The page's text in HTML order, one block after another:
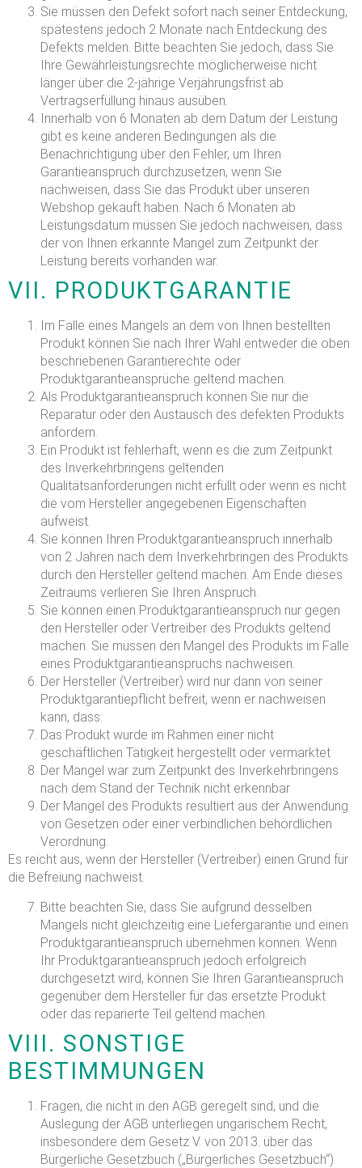
Sie müssen den Defekt sofort nach seiner Entdeckung,
spätestens jedoch 2 Monate nach Entdeckung des
Defekts melden. Bitte beachten Sie jedoch, dass Sie
Ihre Gewährleistungsrechte möglicherweise nicht
länger über die 2-jährige Verjährungsfrist ab
Vertragserfüllung hinaus ausüben.
Innerhalb von 6 Monaten ab dem Datum der Leistung
gibt es keine anderen Bedingungen als die
Benachrichtigung über den Fehler, um Ihren
Garantieanspruch durchzusetzen, wenn Sie
nachweisen, dass Sie das Produkt über unseren
Webshop gekauft haben. Nach 6 Monaten ab
Leistungsdatum müssen Sie jedoch nachweisen, dass
der von Ihnen erkannte Mangel zum Zeitpunkt der
Leistung bereits vorhanden war.
VII. PRODUKTGARANTIE
Im Falle eines Mangels an dem von Ihnen bestellten
Produkt können Sie nach Ihrer Wahl entweder die oben
beschriebenen Garantierechte oder
Produktgarantieansprüche geltend machen.
Als Produktgarantieanspruch können Sie nur die
Reparatur oder den Austausch des defekten Produkts
anfordern.
Ein Produkt ist fehlerhaft, wenn es die zum Zeitpunkt
des Inverkehrbringens geltenden
Qualitätsanforderungen nicht erfüllt oder wenn es nicht
die vom Hersteller angegebenen Eigenschaften
aufweist.
Sie können Ihren Produktgarantieanspruch innerhalb
von 2 Jahren nach dem Inverkehrbringen des Produkts
durch den Hersteller geltend machen. Am Ende dieses
Zeitraums verlieren Sie Ihren Anspruch.
Sie können einen Produktgarantieanspruch nur gegen
den Hersteller oder Vertreiber des Produkts geltend
machen. Sie müssen den Mangel des Produkts im Falle
eines Produktgarantieanspruchs nachweisen.
Der Hersteller (Vertreiber) wird nur dann von seiner
Produktgarantiepflicht befreit, wenn er nachweisen
kann, dass:
Das Produkt wurde im Rahmen einer nicht
geschäftlichen Tätigkeit hergestellt oder vermarktet
Der Mangel war zum Zeitpunkt des Inverkehrbringens
nach dem Stand der Technik nicht erkennbar
Der Mangel des Produkts resultiert aus der Anwendung
von Gesetzen oder einer verbindlichen behördlichen
Verordnung.
Es reicht aus, wenn der Hersteller (Vertreiber) einen Grund für
die Befreiung nachweist.
Bitte beachten Sie, dass Sie aufgrund desselben
Mangels nicht gleichzeitig eine Liefergarantie und einen
Produktgarantieanspruch übernehmen können. Wenn
Ihr Produktgarantieanspruch jedoch erfolgreich
durchgesetzt wird, können Sie Ihren Garantieanspruch
gegenüber dem Hersteller für das ersetzte Produkt
oder das reparierte Teil geltend machen.
VIII. SONSTIGE
BESTIMMUNGEN
Fragen, die nicht in den AGB geregelt sind, und die
Auslegung der AGB unterliegen ungarischem Recht,
insbesondere dem Gesetz V. von 2013. über das
Bürgerliche Gesetzbuch („Bürgerliches Gesetzbuch“)